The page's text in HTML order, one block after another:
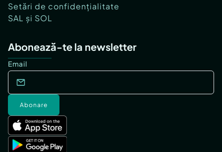
Setări de confidențialitate
SAL și SOL
Abonează-te la newsletter
Email
Abonare